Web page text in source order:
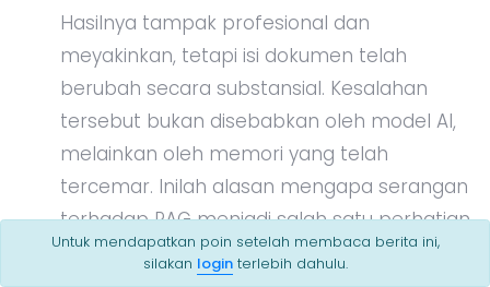
Hasilnya tampak profesional dan
meyakinkan, tetapi isi dokumen telah
berubah secara substansial. Kesalahan
tersebut bukan disebabkan oleh model AI,
melainkan oleh memori yang telah
tercemar. Inilah alasan mengapa serangan
terhadap RAG menjadi salah satu perhatian
utama dalam keamanan AI modern.
Untuk mendapatkan poin setelah membaca berita ini,
silakan loginterlebih dahulu.